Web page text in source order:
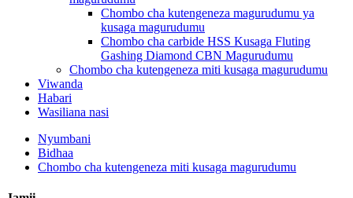
Chombo cha kutengeneza magurudumu ya
kusaga magurudumu
Chombo cha carbide HSS Kusaga Fluting
Gashing Diamond CBN Magurudumu
Chombo cha kutengeneza miti kusaga magurudumu
Viwanda
Habari
Wasiliana nasi
Nyumbani
Bidhaa
Chombo cha kutengeneza miti kusaga magurudumu